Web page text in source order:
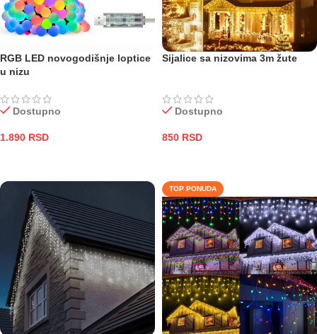
RGB LED novogodišnje loptice
u nizu
Dostupno
1.890 RSD
Sijalice sa nizovima 3m žute
Dostupno
850 RSD
TOP PONUDA